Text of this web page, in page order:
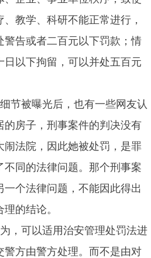
教学、科研不能正常进行，
警告或者二百元以下罚款；情
以下拘留，可以并处五百元
节被曝光后，也有一些网友认
的房子，刑事案件的判决没有
闹法院，因此她被处罚，是罪
同的法律问题。那个刑事案
个法律问题，不能因此得出
的结论。
，可以适用治安管理处罚法进
警方由警方处理。而不是由对